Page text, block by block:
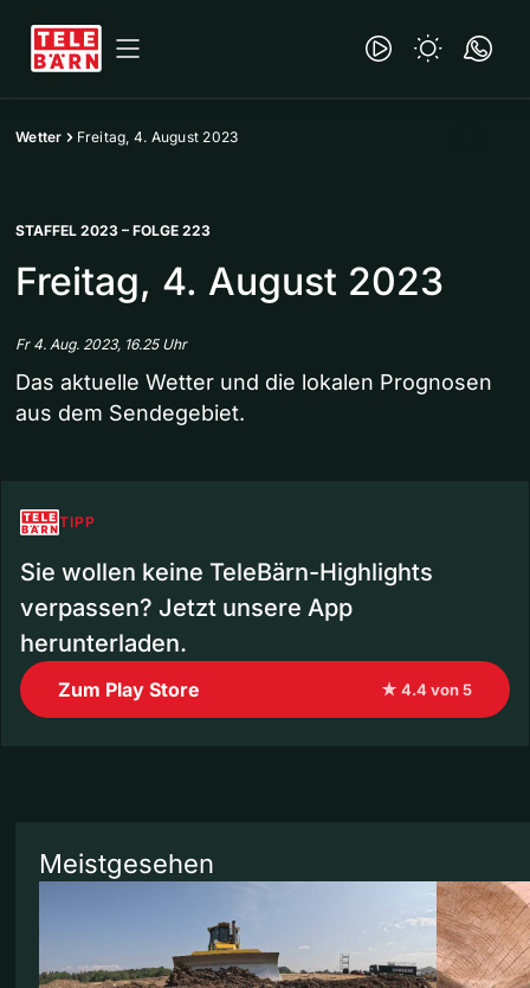
Wetter Freitag, 4. August 2023
STAFFEL 2023 – FOLGE 223
Freitag, 4. August 2023
Fr 4. Aug. 2023, 16.25 Uhr
Das aktuelle Wetter und die lokalen Prognosen
aus dem Sendegebiet.
TIPP
Sie wollen keine TeleBärn-Highlights
verpassen? Jetzt unsere App
herunterladen.
Zum Play Store ★ 4.4 von 5
Meistgesehen